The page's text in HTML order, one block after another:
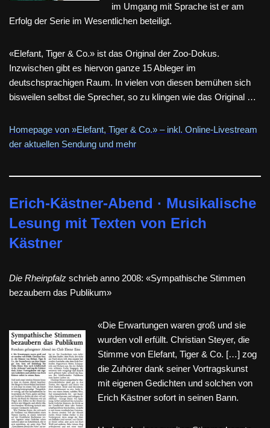
im Umgang mit Sprache ist er am
Erfolg der Serie im Wesentlichen beteiligt.
«Elefant, Tiger & Co.» ist das Original der Zoo-Dokus.
Inzwischen gibt es hiervon ganze 15 Ableger im
deutschsprachigen Raum. In vielen von diesen bemühen sich
bisweilen selbst die Sprecher, so zu klingen wie das Original …
Homepage von »Elefant, Tiger & Co.» – inkl. Online-Livestream
der aktuellen Sendung und mehr
Erich-Kästner-Abend · Musikalische
Lesung mit Texten von Erich
Kästner
Die Rheinpfalz schrieb anno 2008: «Sympathische Stimmen
bezaubern das Publikum»
«Die Erwartungen waren groß und sie
wurden voll erfüllt. Christian Steyer, die
Stimme von Elefant, Tiger & Co. […] zog
die Zuhörer dank seiner Vortragskunst
mit eigenen Gedichten und solchen von
Erich Kästner sofort in seinen Bann.